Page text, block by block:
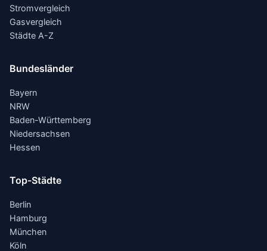
Stromvergleich
Gasvergleich
Städte A-Z
Bundesländer
Bayern
NRW
Baden-Württemberg
Niedersachsen
Hessen
Top-Städte
Berlin
Hamburg
München
Köln